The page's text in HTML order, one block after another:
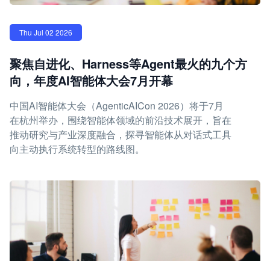
Thu Jul 02 2026
聚焦自进化、Harness等Agent最火的九个方
向，年度AI智能体大会7月开幕
中国AI智能体大会（AgenticAICon 2026）将于7月
在杭州举办，围绕智能体领域的前沿技术展开，旨在
推动研究与产业深度融合，探寻智能体从对话式工具
向主动执行系统转型的路线图。